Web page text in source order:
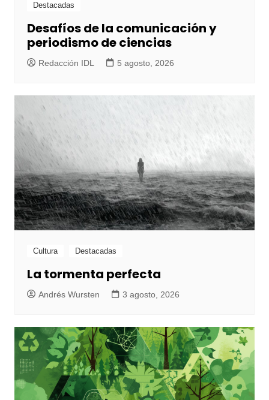
Destacadas
Desafíos de la comunicación y
periodismo de ciencias
Redacción IDL 5 agosto, 2026
Cultura Destacadas
La tormenta perfecta
Andrés Wursten 3 agosto, 2026